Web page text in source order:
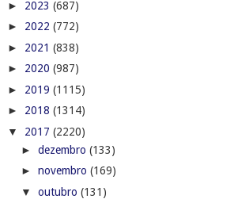
► 2023 (687)
► 2022 (772)
► 2021 (838)
► 2020 (987)
► 2019 (1115)
► 2018 (1314)
▼ 2017 (2220)
► dezembro (133)
► novembro (169)
▼ outubro (131)